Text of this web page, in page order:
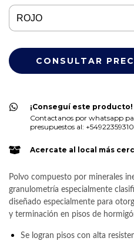
¡Conseguí este producto!
Contactanos por whatsapp
presupuestos al:
Acercate al local más
Polvo compuesto por minerales
granulometría especialmente
diseñado especialmente para
y terminación en pisos de
Se logran pisos con alta